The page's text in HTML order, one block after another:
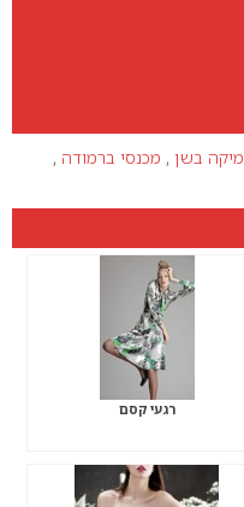
מיקה בשן , מכנסי ברמודה ,
רגעי קסם